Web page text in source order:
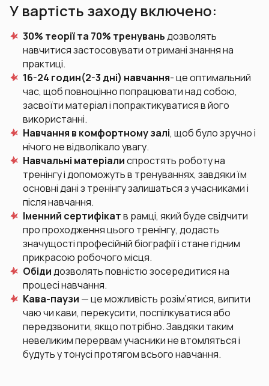
У вартість заходу включено:
30% теорії та 70% тренуваньдозволять
навчитися застосовувати отримані знання на
практиці.
16-24 годин(2-3 дні) навчання- це оптимальний
час, щоб повноцінно попрацювати над собою,
засвоїти матеріал і попрактикуватися в його
використанні.
Навчання в комфортному залі, щоб було зручно і
нічого не відволікало увагу.
Навчальні матеріалиспростять роботу на
тренінгу і допоможуть в тренуваннях, завдяки їм
основні дані з тренінгу залишаться з учасниками і
після навчання.
Іменний сертифікатв рамці, який буде свідчити
про проходження цього тренінгу, додасть
значущості професійній біографії і стане гідним
прикрасою робочого місця.
Обідидозволять повністю зосередитися на
процесі навчання.
Кава-паузи — це можливість розім’ятися, випити
чаю чи кави, перекусити, поспілкуватися або
передзвонити, якщо потрібно. Завдяки таким
невеликим перервам учасники не втомляться і
будуть у тонусі протягом всього навчання.